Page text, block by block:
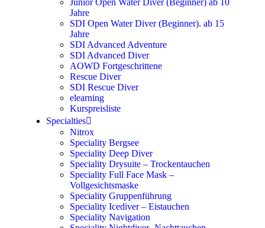
Junior Open Water Diver (Beginner) ab 10
Jahre
SDI Open Water Diver (Beginner). ab 15
Jahre
SDI Advanced Adventure
SDI Advanced Diver
AOWD Fortgeschrittene
Rescue Diver
SDI Rescue Diver
elearning
Kurspreisliste
Specialties
Nitrox
Speciality Bergsee
Speciality Deep Diver
Speciality Drysuite – Trockentauchen
Speciality Full Face Mask –
Vollgesichtsmaske
Speciality Gruppenführung
Speciality Icediver – Eistauchen
Speciality Navigation